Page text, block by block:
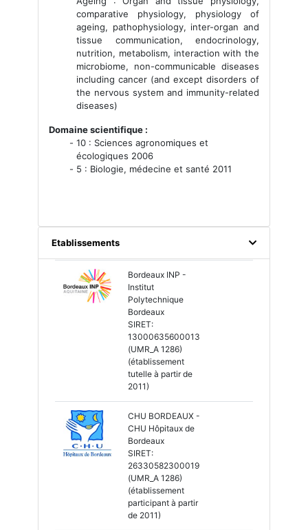
comparative physiology, physiology of
ageing, pathophysiology, inter-organ and
tissue communication, endocrinology,
nutrition, metabolism, interaction with the
microbiome, non-communicable diseases
including cancer (and except disorders of
the nervous system and immunity-related
diseases)
Domaine scientifique :
10 : Sciences agronomiques et
écologiques 2006
5 : Biologie, médecine et santé 2011
Etablissements
Bordeaux INP -
Institut
Polytechnique
Bordeaux
SIRET:
13000635600013
(UMR_A 1286)
(établissement
tutelle à partir de
2011)
CHU BORDEAUX -
CHU Hôpitaux de
Bordeaux
SIRET:
26330582300019
(UMR_A 1286)
(établissement
participant à partir
de 2011)